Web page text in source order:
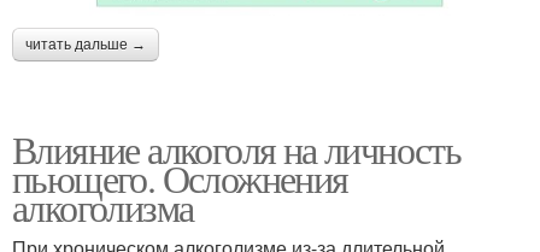
читать дальше →
Влияние алкоголя на личность
пьющего. Осложнения
алкоголизма